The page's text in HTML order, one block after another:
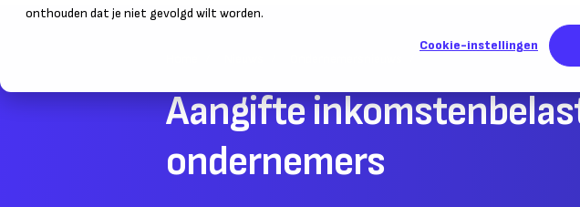
onthouden dat je niet gevolgd wilt worden.
Cookie-instellingen
Aangifte
ondernemers